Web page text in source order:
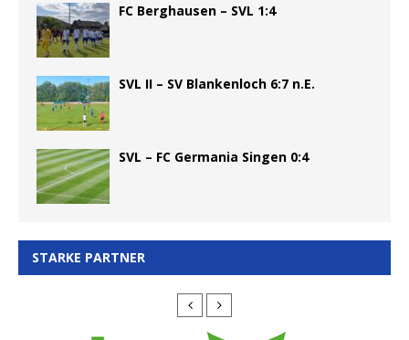
FC Berghausen – SVL 1:4
SVL II – SV Blankenloch 6:7 n.E.
SVL – FC Germania Singen 0:4
STARKE PARTNER